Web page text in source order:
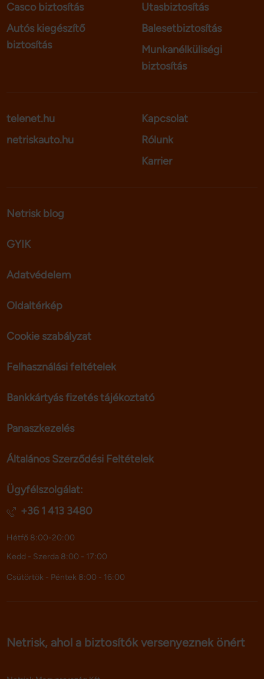
Casco biztosítás
Autós kiegészítő
biztosítás
Utasbiztosítás
Balesetbiztosítás
Munkanélküliségi
biztosítás
telenet.hu
netriskauto.hu
Kapcsolat
Rólunk
Karrier
Netrisk blog
GYIK
Adatvédelem
Oldaltérkép
Cookie szabályzat
Felhasználási feltételek
Bankkártyás fizetés tájékoztató
Panaszkezelés
Általános Szerződési Feltételek
Ügyfélszolgálat:
+36 1 413 3480
Hétfő 8:00-20:00
Kedd - Szerda 8:00 - 17:00
Csütörtök - Péntek 8:00 - 16:00
Netrisk, ahol a biztosítók versenyeznek önért